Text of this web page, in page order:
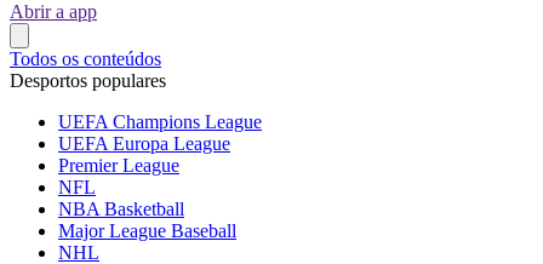
Abrir a app
Todos os conteúdos
Desportos populares
UEFA Champions League
UEFA Europa League
Premier League
NFL
NBA Basketball
Major League Baseball
NHL